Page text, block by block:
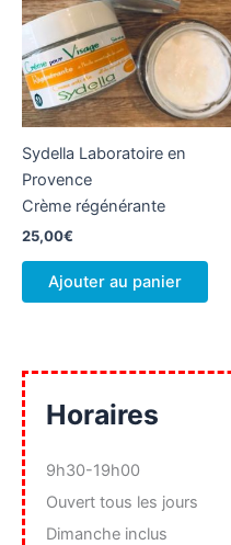
Sydella Laboratoire en
Provence
Crème régénérante
25,00€
Ajouter au panier
Horaires
9h30-19h00
Ouvert tous les jours
Dimanche inclus